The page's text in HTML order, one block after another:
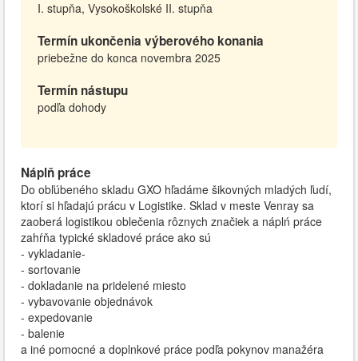
I. stupňa, Vysokoškolské II. stupňa
Termín ukončenia výberového konania
priebežne do konca novembra 2025
Termín nástupu
podľa dohody
Náplň práce
Do obľúbeného skladu GXO hľadáme šikovných mladých ľudí,
ktorí si hľadajú prácu v Logistike. Sklad v meste Venray sa
zaoberá logistikou oblečenia rôznych značiek a náplń práce
zahŕňa typické skladové práce ako sú
- vykladanie-
- sortovanie
- dokladanie na pridelené miesto
- vybavovanie objednávok
- expedovanie
- balenie
a iné pomocné a doplnkové práce podľa pokynov manažéra